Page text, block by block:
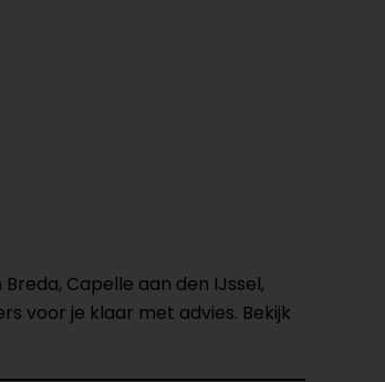
Breda, Capelle aan den IJssel,
voor je klaar met advies. Bekijk